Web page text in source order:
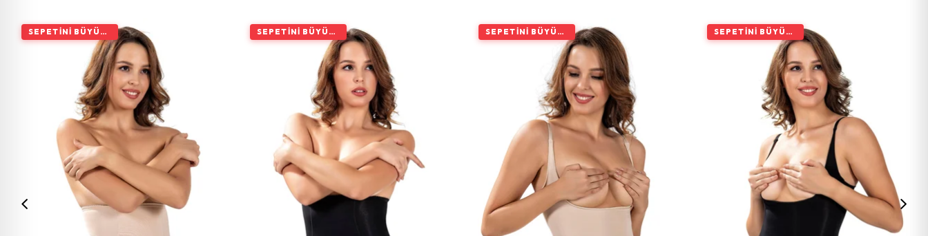
SEPETINI BÜYÜT, İNDIRIMI ARTIR SEPETINI BÜYÜT, İNDIRIMI ARTIR SEPETINI BÜYÜT, İNDIRIMI ARTIR SEPETINI BÜYÜT, İNDIRIMI ARTIR